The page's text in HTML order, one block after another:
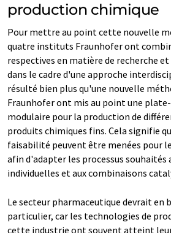
production chimique
Pour mettre au point cette nouvelle
quatre instituts Fraunhofer ont
respectives en matière de recherche
dans le cadre d'une approche
résulté bien plus qu'une nouvelle
Fraunhofer ont mis au point une
modulaire pour la production de
produits chimiques fins. Cela signifie
faisabilité peuvent être menées pour
afin d'adapter les processus souhaités
individuelles et aux combinaisons
Le secteur pharmaceutique devrait en
particulier, car les technologies de
cette industrie ont souvent atteint